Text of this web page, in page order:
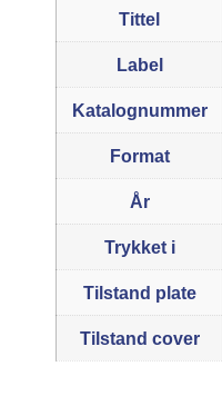
Tittel
Label
Katalognummer
Format
År
Trykket i
Tilstand plate
Tilstand cover